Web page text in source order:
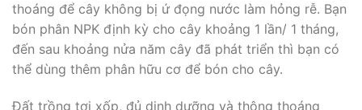
thoáng để cây không bị ứ đọng nước làm hỏng rễ. Bạn
bón phân NPK định kỳ cho cây khoảng 1 lần/ 1 tháng,
đến sau khoảng nửa năm cây đã phát triển thì bạn có
thể dùng thêm phân hữu cơ để bón cho cây.
Đất trồng tơi xốp, đủ dinh dưỡng và thông thoáng